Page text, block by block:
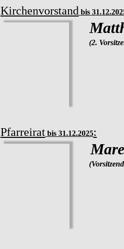
Kirchenvorstand bis
Pfarreirat bis 31.12.2025:
(2.